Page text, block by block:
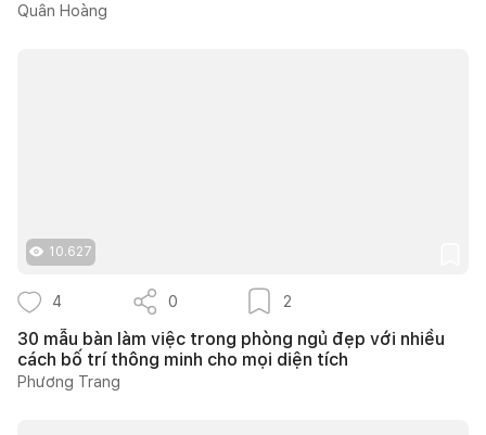
Quân Hoàng
10.627
4 0 2
30 mẫu bàn làm việc trong phòng ngủ đẹp với nhiều
cách bố trí thông minh cho mọi diện tích
Phương Trang